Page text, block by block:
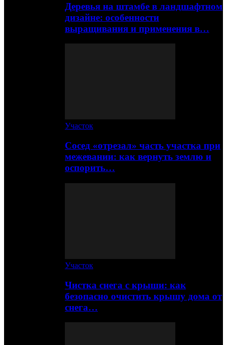
Деревья на штамбе в ландшафтном
дизайне: особенности
выращивания и применения в…
Участок
Сосед «отрезал» часть участка при
межевании: как вернуть землю и
оспорить…
Участок
Чистка снега с крыши: как
безопасно очистить крышу дома от
снега…